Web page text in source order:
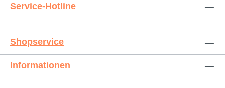
Service-Hotline
Shopservice
Informationen